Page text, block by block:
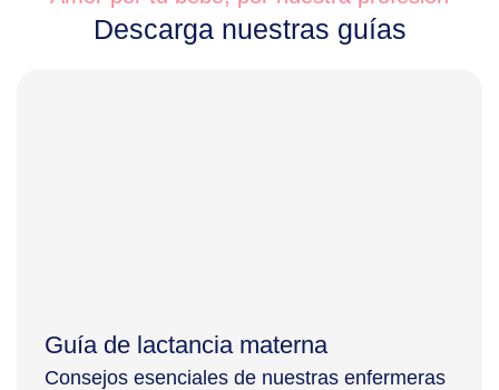
Descarga nuestras guías
Guía de lactancia materna
Consejos esenciales de nuestras enfermeras